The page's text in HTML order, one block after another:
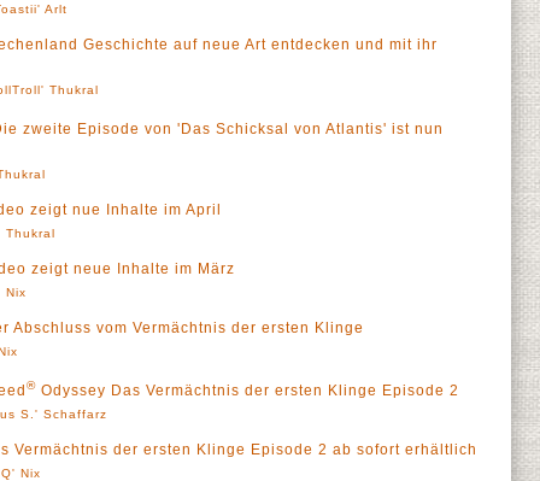
Arlt
Geschichte auf neue Art entdecken und mit ihr
Thukral
zweite Episode von 'Das Schicksal von Atlantis' ist nun
zeigt nue Inhalte im April
Thukral
zeigt neue Inhalte im März
Nix
Abschluss vom Vermächtnis der ersten Klinge
® Odyssey Das Vermächtnis der ersten Klinge Episode 2
S.' Schaffarz
Vermächtnis der ersten Klinge Episode 2 ab sofort erhältlich
Nix